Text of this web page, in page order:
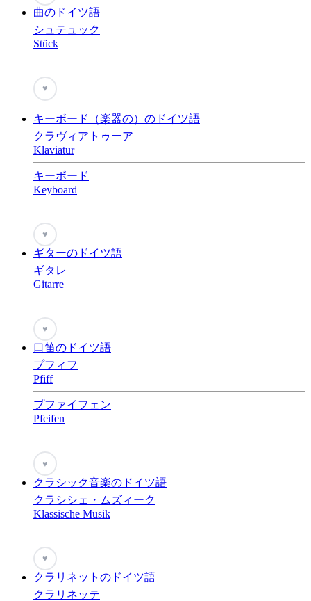
曲のドイツ語
シュテュック
Stück
♥
キーボード（楽器の）のドイツ語
クラヴィアトゥーア
Klaviatur
キーボード
Keyboard
♥
ギターのドイツ語
ギタレ
Gitarre
♥
口笛のドイツ語
プフィフ
Pfiff
プファイフェン
Pfeifen
♥
クラシック音楽のドイツ語
クラシシェ・ムズィーク
Klassische Musik
♥
クラリネットのドイツ語
クラリネッテ